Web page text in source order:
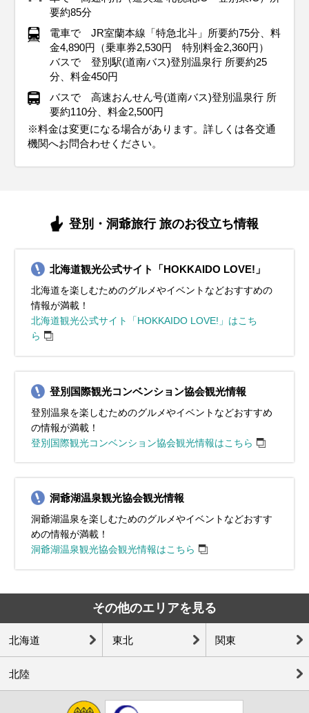
要約85分
電車で JR室蘭本線「特急北斗」所要約75分、料
金4,890円（乗車券2,530円 特別料金2,360円）
バスで 登別駅(道南バス)登別温泉行 所要約25
分、料金450円
バスで 高速おんせん号(道南バス)登別温泉行 所
要約110分、料金2,500円
※料金は変更になる場合があります。詳しくは各交通
機関へお問合わせください。
登別・洞爺旅行 旅のお役立ち情報
北海道観光公式サイト「HOKKAIDO LOVE!」
北海道を楽しむためのグルメやイベントなどおすすめの
情報が満載！
北海道観光公式サイト「HOKKAIDO LOVE!」はこち
ら
登別国際観光コンベンション協会観光情報
登別温泉を楽しむためのグルメやイベントなどおすすめ
の情報が満載！
登別国際観光コンベンション協会観光情報はこちら
洞爺湖温泉観光協会観光情報
洞爺湖温泉を楽しむためのグルメやイベントなどおすす
めの情報が満載！
洞爺湖温泉観光協会観光情報はこちら
その他のエリアを見る
北海道 東北 関東
北陸